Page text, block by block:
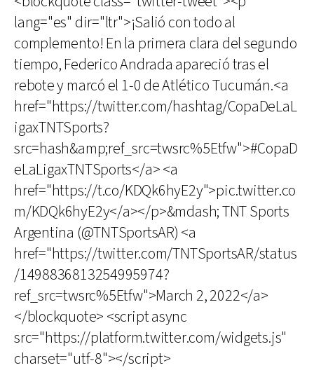
lang="es" dir="ltr">¡Salió con todo al
complemento! En la primera clara del segundo
tiempo, Federico Andrada apareció tras el
rebote y marcó el 1-0 de Atlético Tucumán.<a
href="https://twitter.com/hashtag/CopaDeLaL
igaxTNTSports?
src=hash&amp;ref_src=twsrc%5Etfw">#CopaD
eLaLigaxTNTSports</a> <a
href="https://t.co/KDQk6hyE2y">pic.twitter.co
m/KDQk6hyE2y</a></p>&mdash; TNT Sports
Argentina (@TNTSportsAR) <a
href="https://twitter.com/TNTSportsAR/status
/1498836813254995974?
ref_src=twsrc%5Etfw">March 2, 2022</a>
</blockquote> <script async
src="https://platform.twitter.com/widgets.js"
charset="utf-8"></script>